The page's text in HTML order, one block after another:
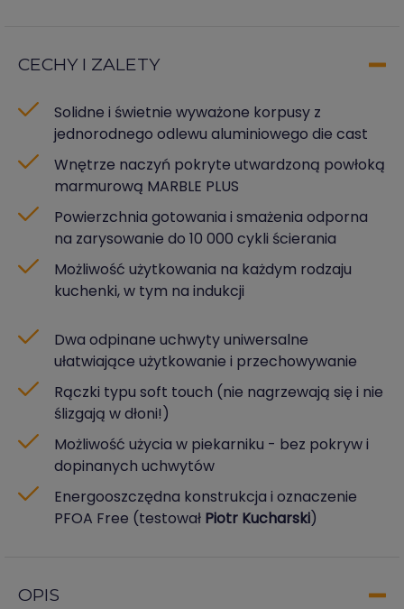
CECHY I ZALETY
Solidne i świetnie wyważone korpusy z
jednorodnego odlewu aluminiowego die cast
Wnętrze naczyń pokryte utwardzoną powłoką
marmurową MARBLE PLUS
Powierzchnia gotowania i smażenia odporna
na zarysowanie do 10 000 cykli ścierania
Możliwość użytkowania na każdym rodzaju
kuchenki, w tym na indukcji
Dwa odpinane uchwyty uniwersalne
ułatwiające użytkowanie i przechowywanie
Rączki typu soft touch (nie nagrzewają się i nie
ślizgają w dłoni!)
Możliwość użycia w piekarniku - bez pokryw i
dopinanych uchwytów
Energooszczędna konstrukcja i oznaczenie
PFOA Free (testował Piotr Kucharski)
OPIS